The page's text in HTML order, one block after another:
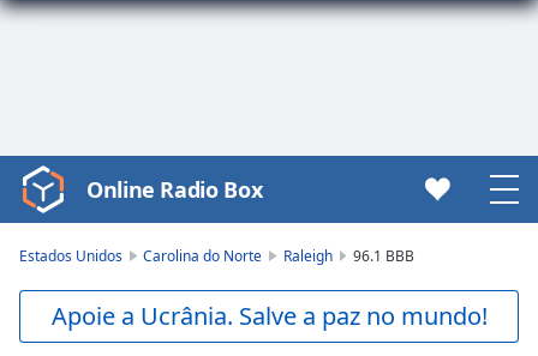
Video
Player
Online Radio Box
Estados Unidos Carolina do Norte Raleigh 96.1 BBB
Apoie a Ucrânia. Salve a paz no mundo!